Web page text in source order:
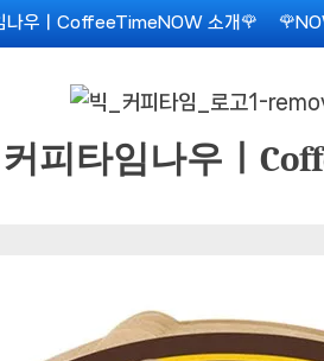
나우ㅣCoffeeTimeNOW 소개🌹
커피타임나우ㅣ